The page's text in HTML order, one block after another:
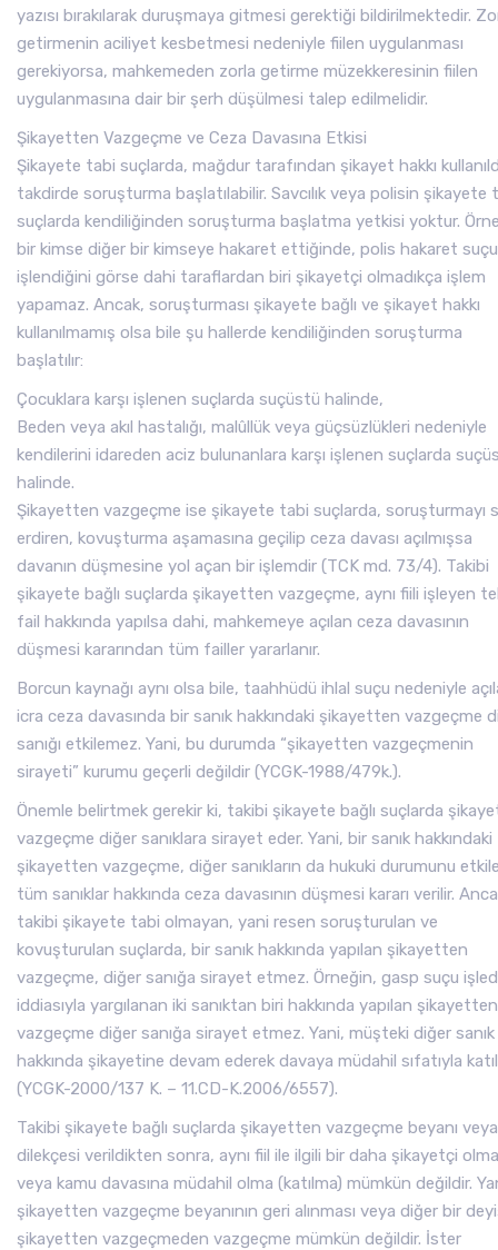
yazısı bırakılarak duruşmaya gitmesi gerektiği bildirilmektedir.
getirmenin aciliyet kesbetmesi nedeniyle fiilen uygulanması
gerekiyorsa, mahkemeden zorla getirme müzekkeresinin fiilen
uygulanmasına dair bir şerh düşülmesi talep edilmelidir.
Şikayetten Vazgeçme ve Ceza Davasına Etkisi
Şikayete tabi suçlarda, mağdur tarafından şikayet hakkı
takdirde soruşturma başlatılabilir. Savcılık veya polisin şikayete
suçlarda kendiliğinden soruşturma başlatma yetkisi yoktur.
bir kimse diğer bir kimseye hakaret ettiğinde, polis hakaret suçu
işlendiğini görse dahi taraflardan biri şikayetçi olmadıkça işlem
yapamaz. Ancak, soruşturması şikayete bağlı ve şikayet hakkı
kullanılmamış olsa bile şu hallerde kendiliğinden soruşturma
başlatılır:
Çocuklara karşı işlenen suçlarda suçüstü halinde,
Beden veya akıl hastalığı, malûllük veya güçsüzlükleri nedeniyle
kendilerini idareden aciz bulunanlara karşı işlenen suçlarda
halinde.
Şikayetten vazgeçme ise şikayete tabi suçlarda, soruşturmayı
erdiren, kovuşturma aşamasına geçilip ceza davası açılmışsa
davanın düşmesine yol açan bir işlemdir (TCK md. 73/4). Takibi
şikayete bağlı suçlarda şikayetten vazgeçme, aynı fiili işleyen
fail hakkında yapılsa dahi, mahkemeye açılan ceza davasının
düşmesi kararından tüm failler yararlanır.
Borcun kaynağı aynı olsa bile, taahhüdü ihlal suçu nedeniyle
icra ceza davasında bir sanık hakkındaki şikayetten vazgeçme
sanığı etkilemez. Yani, bu durumda “şikayetten vazgeçmenin
sirayeti” kurumu geçerli değildir (YCGK-1988/479k.).
Önemle belirtmek gerekir ki, takibi şikayete bağlı suçlarda
vazgeçme diğer sanıklara sirayet eder. Yani, bir sanık hakkındaki
şikayetten vazgeçme, diğer sanıkların da hukuki durumunu
tüm sanıklar hakkında ceza davasının düşmesi kararı verilir.
takibi şikayete tabi olmayan, yani resen soruşturulan ve
kovuşturulan suçlarda, bir sanık hakkında yapılan şikayetten
vazgeçme, diğer sanığa sirayet etmez. Örneğin, gasp suçu
iddiasıyla yargılanan iki sanıktan biri hakkında yapılan şikayetten
vazgeçme diğer sanığa sirayet etmez. Yani, müşteki diğer sanık
hakkında şikayetine devam ederek davaya müdahil sıfatıyla
(YCGK-2000/137 K. – 11.CD-K.2006/6557).
Takibi şikayete bağlı suçlarda şikayetten vazgeçme beyanı veya
dilekçesi verildikten sonra, aynı fiil ile ilgili bir daha şikayetçi olma
veya kamu davasına müdahil olma (katılma) mümkün değildir.
şikayetten vazgeçme beyanının geri alınması veya diğer bir
şikayetten vazgeçmeden vazgeçme mümkün değildir. İster